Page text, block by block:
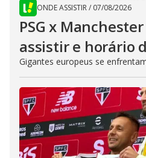
ONDE ASSISTIR/ 07/08/2026
PSG x
assistir e horário
Gigantes europeus se